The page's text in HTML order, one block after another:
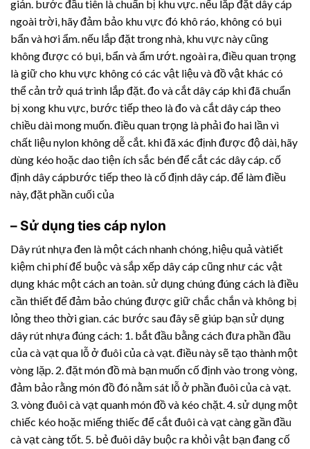
giản. bước đầu tiên là chuẩn bị khu vực. nếu lắp đặt dây cáp
ngoài trời, hãy đảm bảo khu vực đó khô ráo, không có bụi
bẩn và hơi ẩm. nếu lắp đặt trong nhà, khu vực này cũng
không được có bụi, bẩn và ẩm ướt. ngoài ra, điều quan trọng
là giữ cho khu vực không có các vật liệu và đồ vật khác có
thể cản trở quá trình lắp đặt. đo và cắt dây cáp khi đã chuẩn
bị xong khu vực, bước tiếp theo là đo và cắt dây cáp theo
chiều dài mong muốn. điều quan trọng là phải đo hai lần vì
chất liệu nylon không dễ cắt. khi đã xác định được độ dài, hãy
dùng kéo hoặc dao tiện ích sắc bén để cắt các dây cáp. cố
định dây cápbước tiếp theo là cố định dây cáp. để làm điều
này, đặt phần cuối của
– Sử dụng ties cáp nylon
Dây rút nhựađen là một cách nhanh chóng, hiệu quả vàtiết
kiệm chi phí để buộc và sắp xếp dây cáp cũng như các vật
dụng khác một cách an toàn. sử dụng chúng đúng cách là điều
cần thiết để đảm bảo chúng được giữ chắc chắn và không bị
lỏng theo thời gian. các bước sau đây sẽ giúp bạn sử dụng
dây rút nhựađúng cách: 1. bắt đầu bằng cách đưa phần đầu
của cà vạt qua lỗ ở đuôi của cà vạt. điều này sẽ tạo thành một
vòng lặp. 2. đặt món đồ mà bạn muốn cố định vào trong vòng,
đảm bảo rằng món đồ đó nằm sát lỗ ở phần đuôi của cà vạt.
3. vòng đuôi cà vạt quanh món đồ và kéo chặt. 4. sử dụng một
chiếc kéo hoặc miếng thiếc để cắt đuôi cà vạt càng gần đầu
cà vạt càng tốt. 5. bẻ đuôi dây buộc ra khỏi vật bạn đang cố